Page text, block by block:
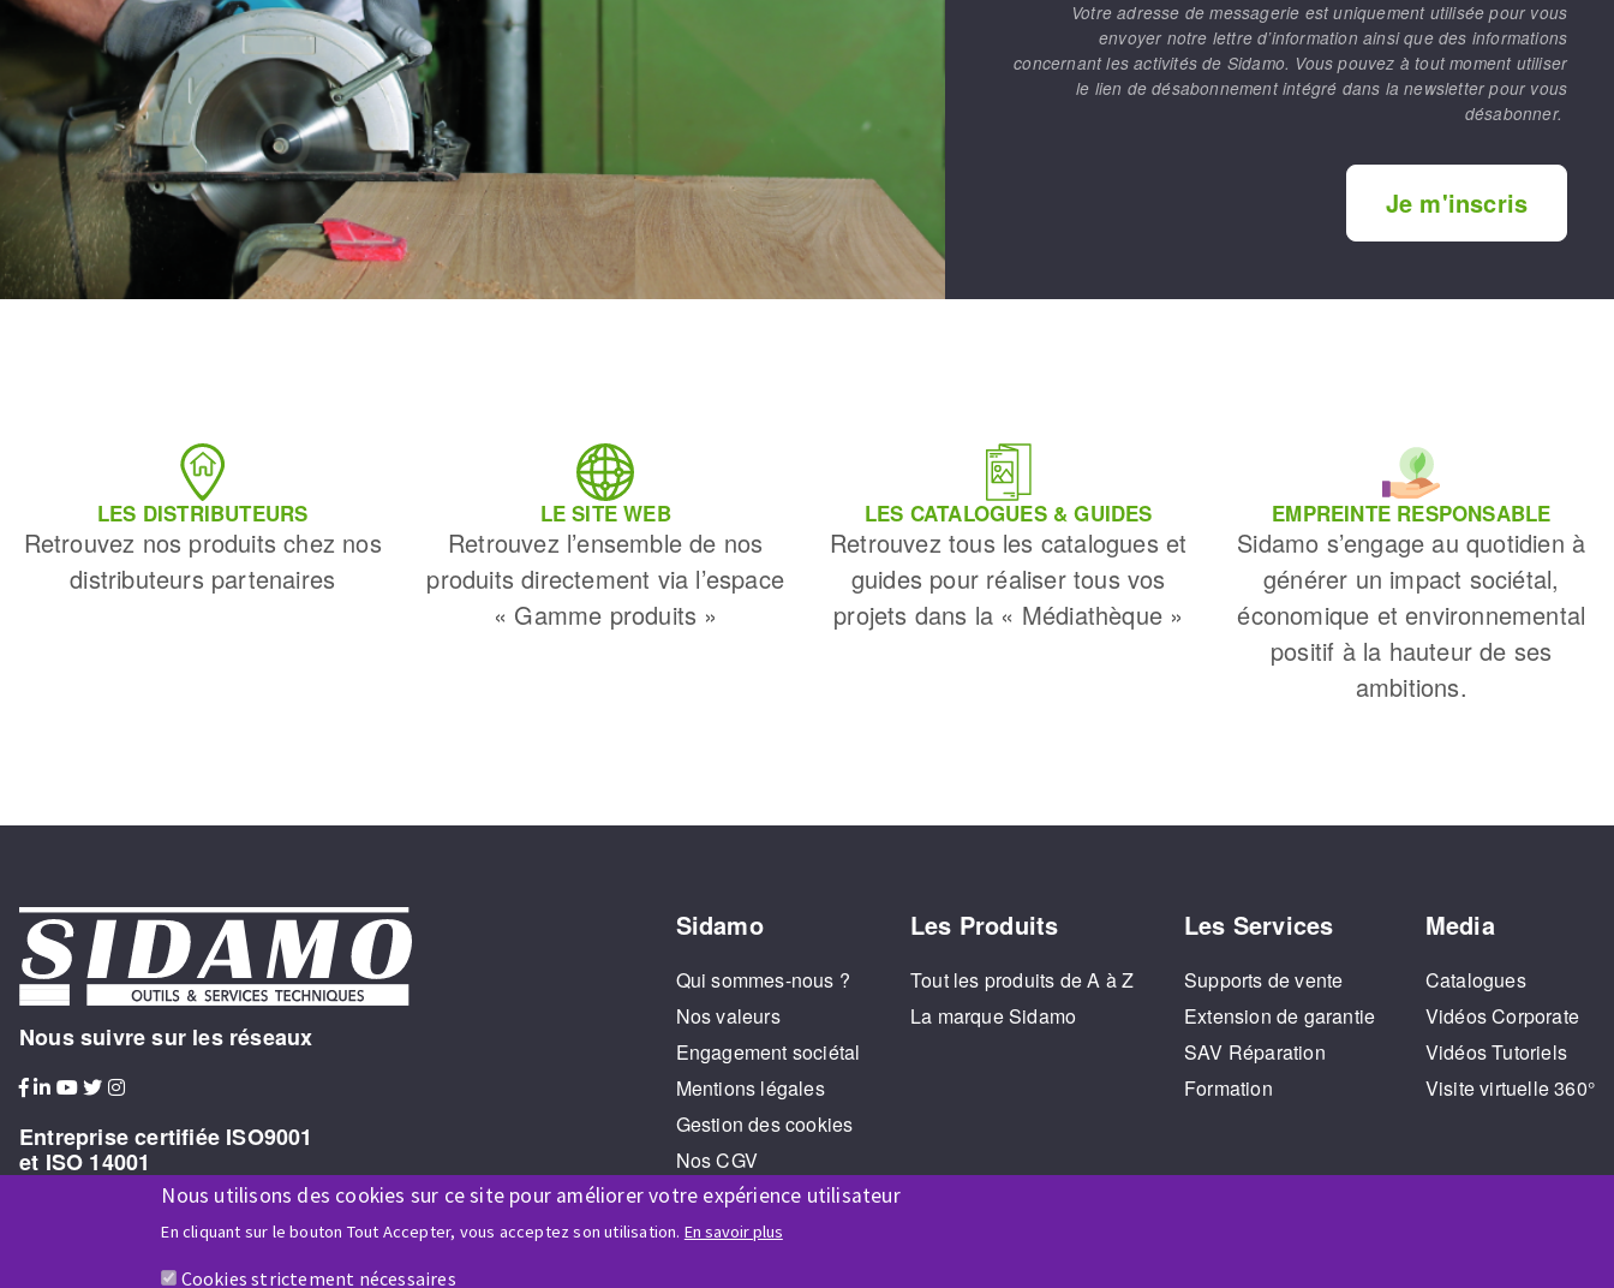
Nous utilisons des cookies sur ce site pour améliorer votre expérience utilisateur
En cliquant sur le bouton Tout Accepter, vous acceptez son utilisation. En savoir plus
Cookies strictement nécessaires
Votre adresse de messagerie est uniquement utilisée pour vous
envoyer notre lettre d’information ainsi que des informations
concernant les activités de Sidamo. Vous pouvez à tout moment utiliser
le lien de désabonnement intégré dans la newsletter pour vous
désabonner.
Je m'inscris
LES DISTRIBUTEURS
Retrouvez nos produits chez nos
distributeurs partenaires
LE SITE WEB
Retrouvez l’ensemble de nos
produits directement via l’espace
« Gamme produits »
LES CATALOGUES & GUIDES
Retrouvez tous les catalogues et
guides pour réaliser tous vos
projets dans la « Médiathèque »
EMPREINTE RESPONSABLE
Sidamo s’engage au quotidien à
générer un impact sociétal,
économique et environnemental
positif à la hauteur de ses
ambitions.
Nous suivre sur les réseaux
Entreprise certifiée ISO9001
et ISO 14001
Sidamo
Qui sommes-nous ?
Nos valeurs
Engagement sociétal
Mentions légales
Gestion des cookies
Nos CGV
RGPD
Jeux Concours
Les Produits
Tout les produits de A à Z
La marque Sidamo
Les Services
Supports de vente
Extension de garantie
SAV Réparation
Formation
Media
Catalogues
Vidéos Corporate
Vidéos Tutoriels
Visite virtuelle 360°